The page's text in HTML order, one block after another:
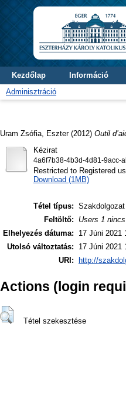
Kezdőlap Információ
Adminisztráció
Uram Zsófia, Eszter(2012) Outil
Kézirat
4a6f7b38-4b3d-4d81-9acc-
Restricted to Registered
Download (1MB)
Tétel típus:
Feltöltő:
Users 1
Elhelyezés dátuma:
17 Júni 2021
Utolsó változtatás:
17 Júni 2021
URI:
http://
Actions (login
Tétel szekesztése